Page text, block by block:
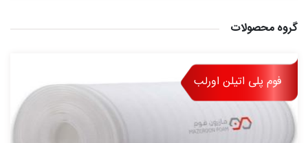
آزموده به تولید انواع ظروف فومی و فوم پلی
استایرن و فوم پلی اتیلن با کیفیت بـسیار بالا و
متناسب با نیاز و سلیقه مصرف کننده پرداخته و
حضوری چشمگیر در بازار این مـحصولات دارد به
گروه محصولات
فوم پلی اتیلن اورلب